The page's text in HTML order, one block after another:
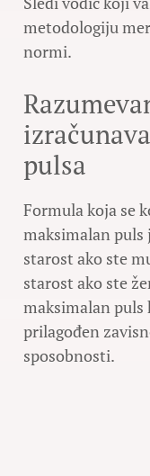
metodologiju
normi.
pulsa
Formula koja se
maksimalan puls
starost ako ste
starost ako ste
maksimalan
prilagođen
sposobnosti.